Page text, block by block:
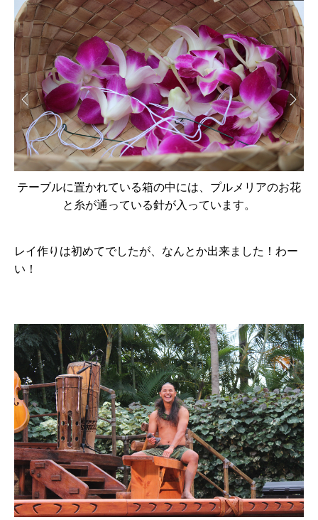
テーブルに置かれている箱の中には、プルメリアのお花
と糸が通っている針が入っています。
レイ作りは初めてでしたが、なんとか出来ました！わー
い！